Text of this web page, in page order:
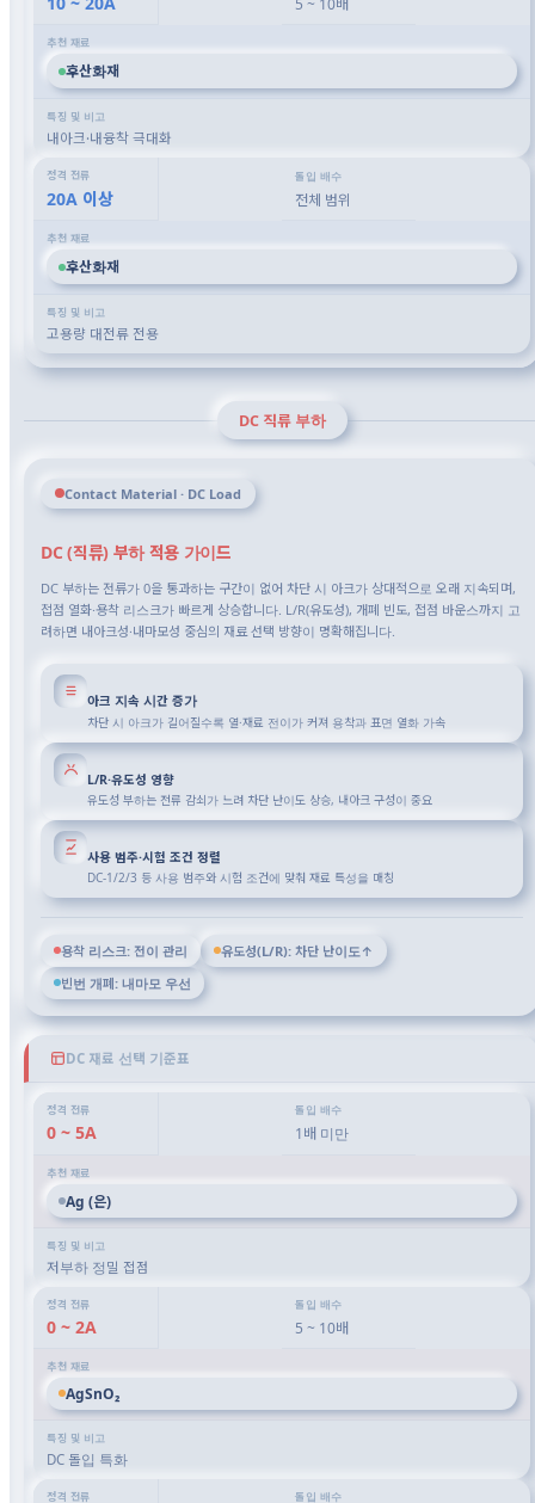
5 ~ 10배
후산화재
내아크·내융착 극대화
20A 이상 전체 범위
후산화재
고용량 대전류 전용
DC 직류 부하
Contact Material · DC Load
DC (직류) 부하 적용 가이드
DC 부하는 전류가 0을 통과하는 구간이 없어 차단 시 아크가 상대적으로 오래 지속되며,
접점 열화·용착 리스크가 빠르게 상승합니다. L/R(유도성), 개폐 빈도, 접점 바운스까지 고
려하면 내아크성·내마모성 중심의 재료 선택 방향이 명확해집니다.
아크 지속 시간 증가
차단 시 아크가 길어질수록 열·재료 전이가 커져 용착과 표면 열화 가속
L/R·유도성 영향
유도성 부하는 전류 감쇠가 느려 차단 난이도 상승, 내아크 구성이 중요
사용 범주·시험 조건 정렬
DC-1/2/3 등 사용 범주와 시험 조건에 맞춰 재료 특성을 매칭
용착 리스크: 전이 관리
유도성(L/R): 차단 난이도↑
빈번 개폐: 내마모 우선
DC 재료 선택 기준표
0 ~ 5A 1배 미만
Ag (은)
저부하 정밀 접점
0 ~ 2A 5 ~ 10배
AgSnO₂
DC 돌입 특화